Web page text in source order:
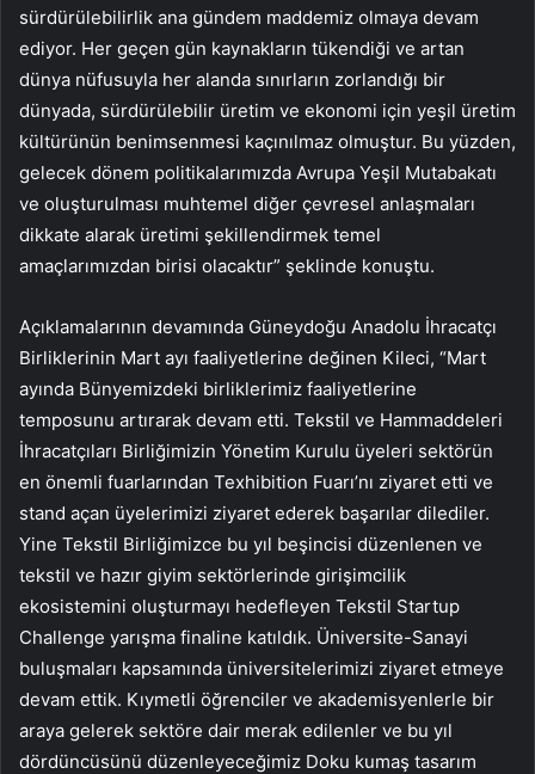
sürdürülebilirlik ana gündem maddemiz olmaya devam
ediyor. Her geçen gün kaynakların tükendiği ve artan
dünya nüfusuyla her alanda sınırların zorlandığı bir
dünyada, sürdürülebilir üretim ve ekonomi için yeşil üretim
kültürünün benimsenmesi kaçınılmaz olmuştur. Bu yüzden,
gelecek dönem politikalarımızda Avrupa Yeşil Mutabakatı
ve oluşturulması muhtemel diğer çevresel anlaşmaları
dikkate alarak üretimi şekillendirmek temel
amaçlarımızdan birisi olacaktır” şeklinde konuştu.
Açıklamalarının devamında Güneydoğu Anadolu İhracatçı
Birliklerinin Mart ayı faaliyetlerine değinen Kileci, “Mart
ayında Bünyemizdeki birliklerimiz faaliyetlerine
temposunu artırarak devam etti. Tekstil ve Hammaddeleri
İhracatçıları Birliğimizin Yönetim Kurulu üyeleri sektörün
en önemli fuarlarından Texhibition Fuarı’nı ziyaret etti ve
stand açan üyelerimizi ziyaret ederek başarılar dilediler.
Yine Tekstil Birliğimizce bu yıl beşincisi düzenlenen ve
tekstil ve hazır giyim sektörlerinde girişimcilik
ekosistemini oluşturmayı hedefleyen Tekstil Startup
Challenge yarışma finaline katıldık. Üniversite-Sanayi
buluşmaları kapsamında üniversitelerimizi ziyaret etmeye
devam ettik. Kıymetli öğrenciler ve akademisyenlerle bir
araya gelerek sektöre dair merak edilenler ve bu yıl
dördüncüsünü düzenleyeceğimiz Doku kumaş tasarım